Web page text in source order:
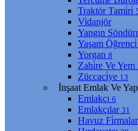
Traktör Tami̇ri̇
Vi̇danjör
Yangın
Yaşam
Yorgan 8
Zahi̇re Ve Yem
Züccaci̇ye 13
İnşaat Emlak Ve
Emlakçı 6
Emlakçılar 31
Havuz